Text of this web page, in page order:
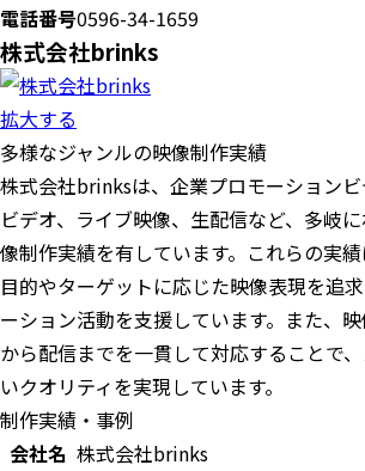
電話番号0596-34-1659
株式会社brinks
拡大する
多様なジャンルの映像制作実績
株式会社brinksは、企業プロモーション
ビデオ、ライブ映像、生配信など、多岐
像制作実績を有しています。これらの実
目的やターゲットに応じた映像表現を追
ーション活動を支援しています。また、
から配信までを一貫して対応することで
いクオリティを実現しています。
制作実績・事例
会社名 株式会社brinks